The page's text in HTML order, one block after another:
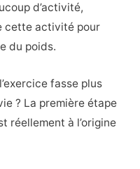
d’activité,
cette activité pour
du poids.
fasse plus
? La première étape
réellement à l’origine